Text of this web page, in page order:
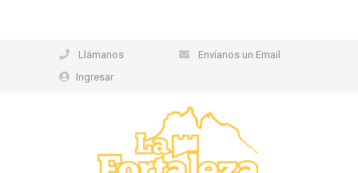
Llámanos
Envíanos un Email
Ingresar